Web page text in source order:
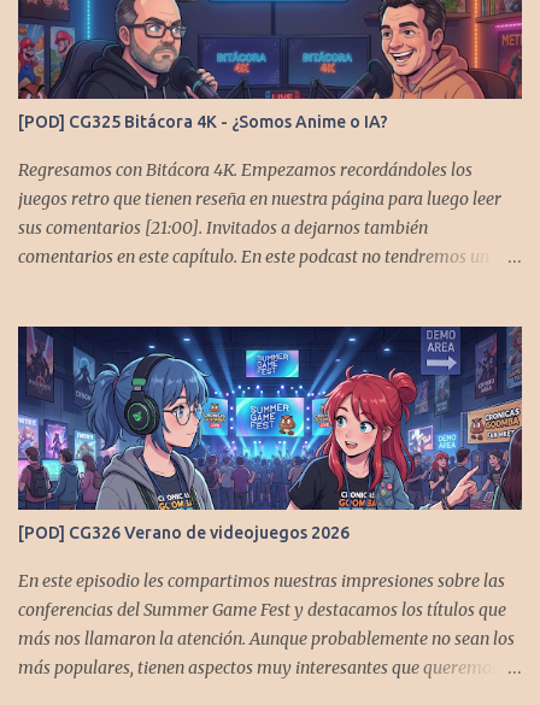
[POD] CG325 Bitácora 4K - ¿Somos Anime o IA?
Regresamos con Bitácora 4K. Empezamos recordándoles los
juegos retro que tienen reseña en nuestra página para luego leer
sus comentarios [21:00]. Invitados a dejarnos también
comentarios en este capítulo. En este podcast no tendremos un
@GoombaVictor y @flagstaad que no estarían aquí si no es por
ustedes. Muchas gracias a todos los que nos agregan a sus
plataformas de podcast y nos dejan comentarios en las cuentas de
redes. Spotify YouTube. Twitter -
https://twitter.com/CronicasGoomba Instagram -
https://www.instagram.com/cronicasgoomba/ Facebook -
https://www.facebook.com/CronicasGoomba Si no estamos en tu
plataforma nos puedes agregar con el código rss:
https://anchor.fm/s/10d1f3318/podcast/rss
[POD] CG326 Verano de videojuegos 2026
En este episodio les compartimos nuestras impresiones sobre las
conferencias del Summer Game Fest y destacamos los títulos que
más nos llamaron la atención. Aunque probablemente no sean los
más populares, tienen aspectos muy interesantes que queremos